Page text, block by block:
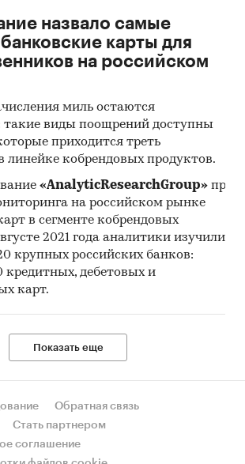
назвало самые
карты для
на российском
миль остаются
виды поощрений доступны
приходится треть
линейке кобрендовых продуктов.
«AnalyticResearchGroup»
на российском рынке
в сегменте кобрендовых
2021 года аналитики изучили
крупных российских банков:
кредитных, дебетовых и
карт.
Показать еще
Обратная связь
Стать партнером
соглашение